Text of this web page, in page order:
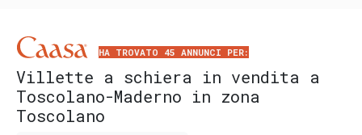
HA TROVATO 45 ANNUNCI PER:
Villette a schiera in vendita a
Toscolano-Maderno in zona
Toscolano